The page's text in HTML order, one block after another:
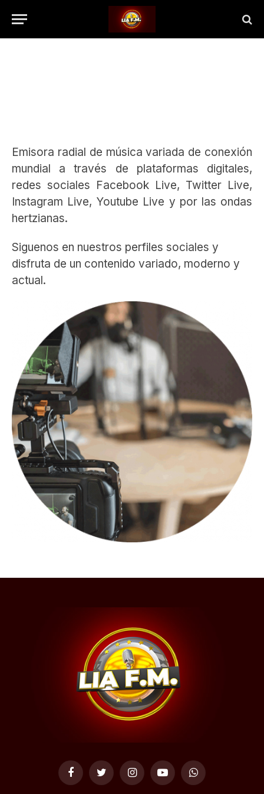
Emisora radial de música variada de conexión
mundial a través de plataformas digitales,
redes sociales Facebook Live, Twitter Live,
Instagram Live, Youtube Live y por las ondas
hertzianas.
Siguenos en nuestros perfiles sociales y
disfruta de un contenido variado, moderno y
actual.
FacebookTwitter InstagramYouTubeWhatsApp